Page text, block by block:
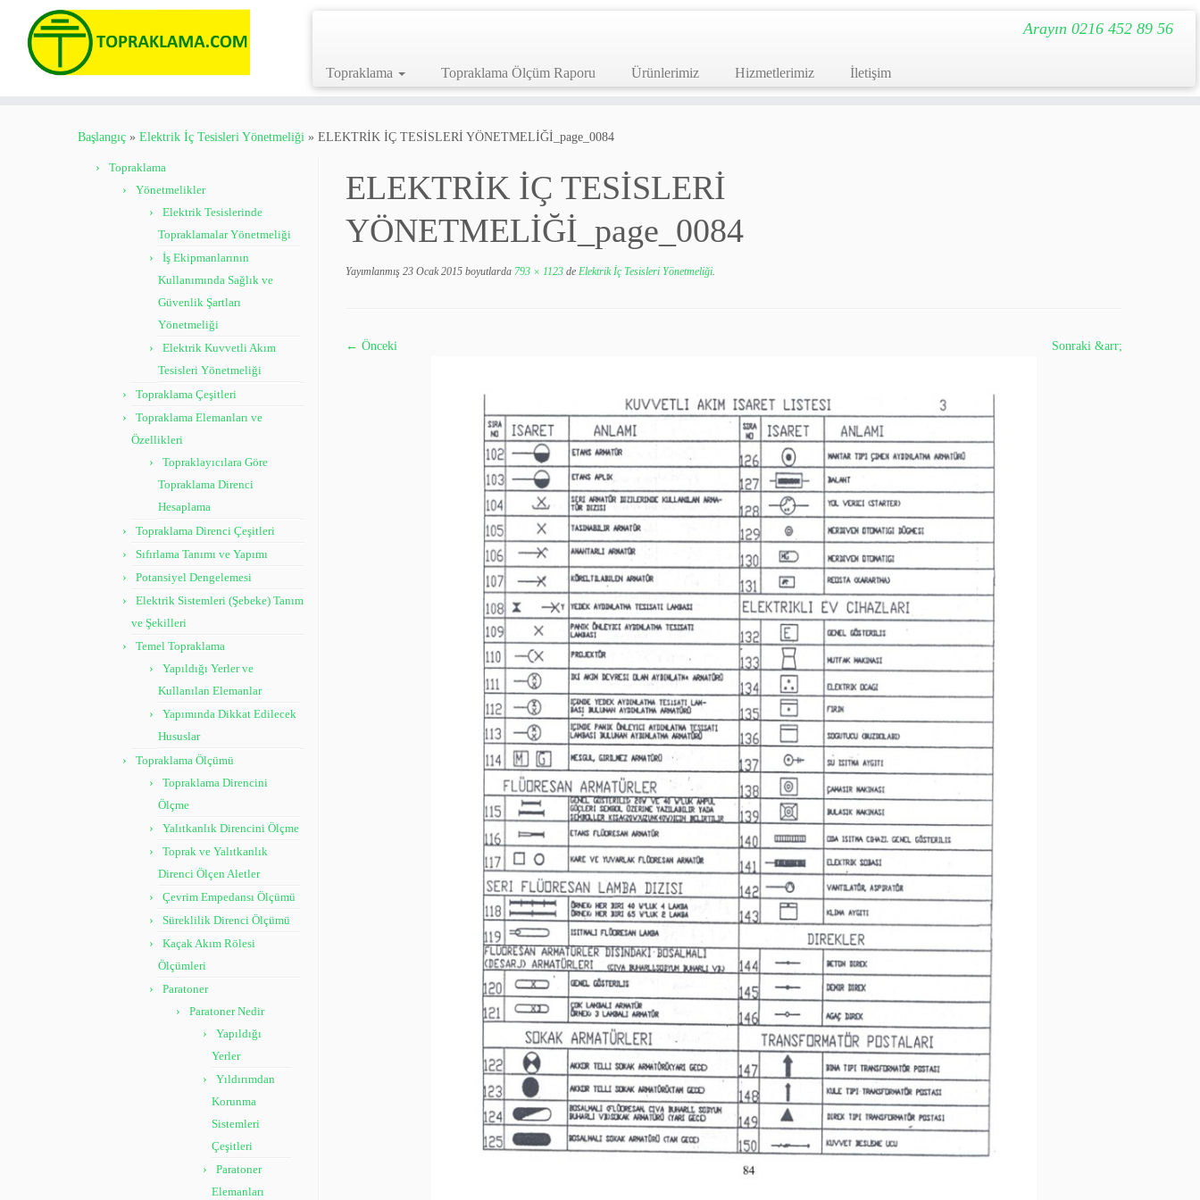
Arayın 0216 452 89 56
Topraklama Topraklama Ölçüm Raporu Ürünlerimiz Hizmetlerimiz İletişim
Başlangıç » Elektrik İç Tesisleri Yönetmeliği » ELEKTRİK İÇ TESİSLERİ YÖNETMELİĞİ_page_0084
Topraklama
Yönetmelikler
Elektrik Tesislerinde
Topraklamalar Yönetmeliği
İş Ekipmanlarının
Kullanımında Sağlık ve
Güvenlik Şartları
Yönetmeliği
Elektrik Kuvvetli Akım
Tesisleri Yönetmeliği
Topraklama Çeşitleri
Topraklama Elemanları ve
Özellikleri
Topraklayıcılara Göre
Topraklama Direnci
Hesaplama
Topraklama Direnci Çeşitleri
Sıfırlama Tanımı ve Yapımı
Potansiyel Dengelemesi
Elektrik Sistemleri (Şebeke) Tanım
ve Şekilleri
Temel Topraklama
Yapıldığı Yerler ve
Kullanılan Elemanlar
Yapımında Dikkat Edilecek
Hususlar
Topraklama Ölçümü
Topraklama Direncini
Ölçme
Yalıtkanlık Direncini Ölçme
Toprak ve Yalıtkanlık
Direnci Ölçen Aletler
Çevrim Empedansı Ölçümü
Süreklilik Direnci Ölçümü
Kaçak Akım Rölesi
Ölçümleri
Paratoner
Paratoner Nedir
Yapıldığı
Yerler
Yıldırımdan
Korunma
Sistemleri
Çeşitleri
Paratoner
Elemanları
ELEKTRİK İÇ TESİSLERİ
YÖNETMELİĞİ_page_0084
Yayımlanmış 23 Ocak 2015 boyutlarda 793 × 1123 de Elektrik İç Tesisleri Yönetmeliği.
← Önceki Sonraki &arr;